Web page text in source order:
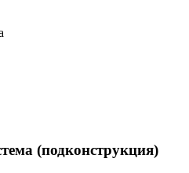
(подконструкция)